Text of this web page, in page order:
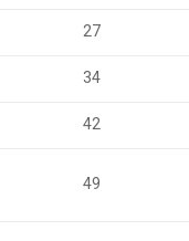
27
34
42
49